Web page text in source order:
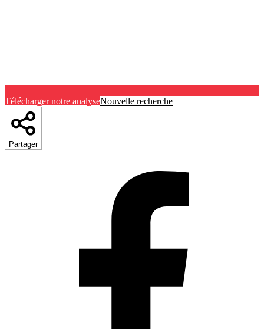
Télécharger notre analyseNouvelle recherche
Partager